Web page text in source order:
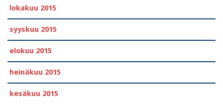
lokakuu 2015
syyskuu 2015
elokuu 2015
heinäkuu 2015
kesäkuu 2015